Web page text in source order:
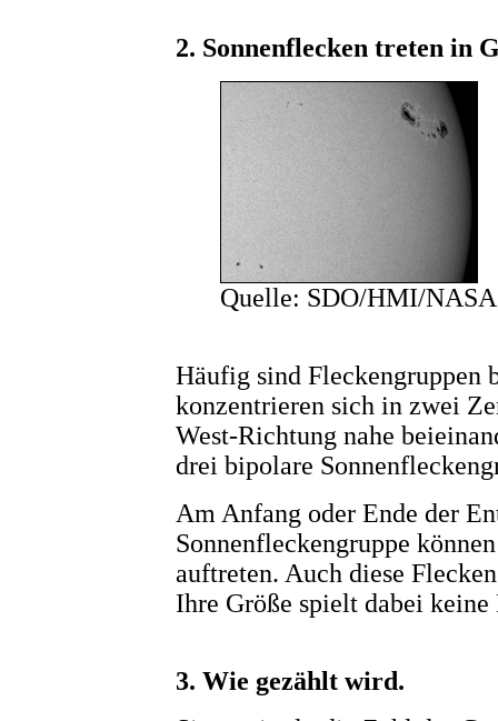
2. Sonnenflecken treten in
Quelle: SDO/HMI/NASA
Häufig sind Fleckengruppen
konzentrieren sich in zwei
West-Richtung nahe
drei bipolare
Am Anfang oder Ende der
Sonnenfleckengruppe
auftreten. Auch diese
Ihre Größe spielt dabei keine
3. Wie gezählt wird.